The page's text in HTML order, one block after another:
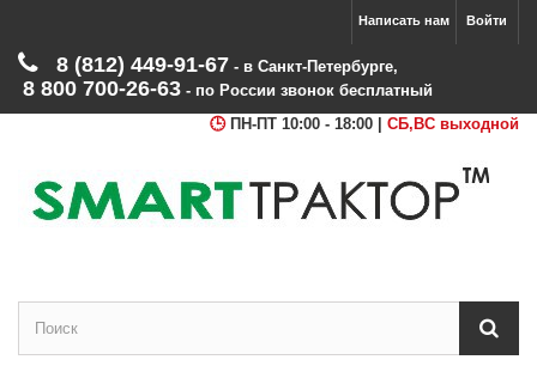
Войти
Написать нам
8 (812) 449‑91‑67 ‑ в Санкт‑Петербурге,
8 800 700‑26‑63 ‑ по России звонок бесплатный
ПН-ПТ 10:00 - 18:00 | СБ,ВС выходной